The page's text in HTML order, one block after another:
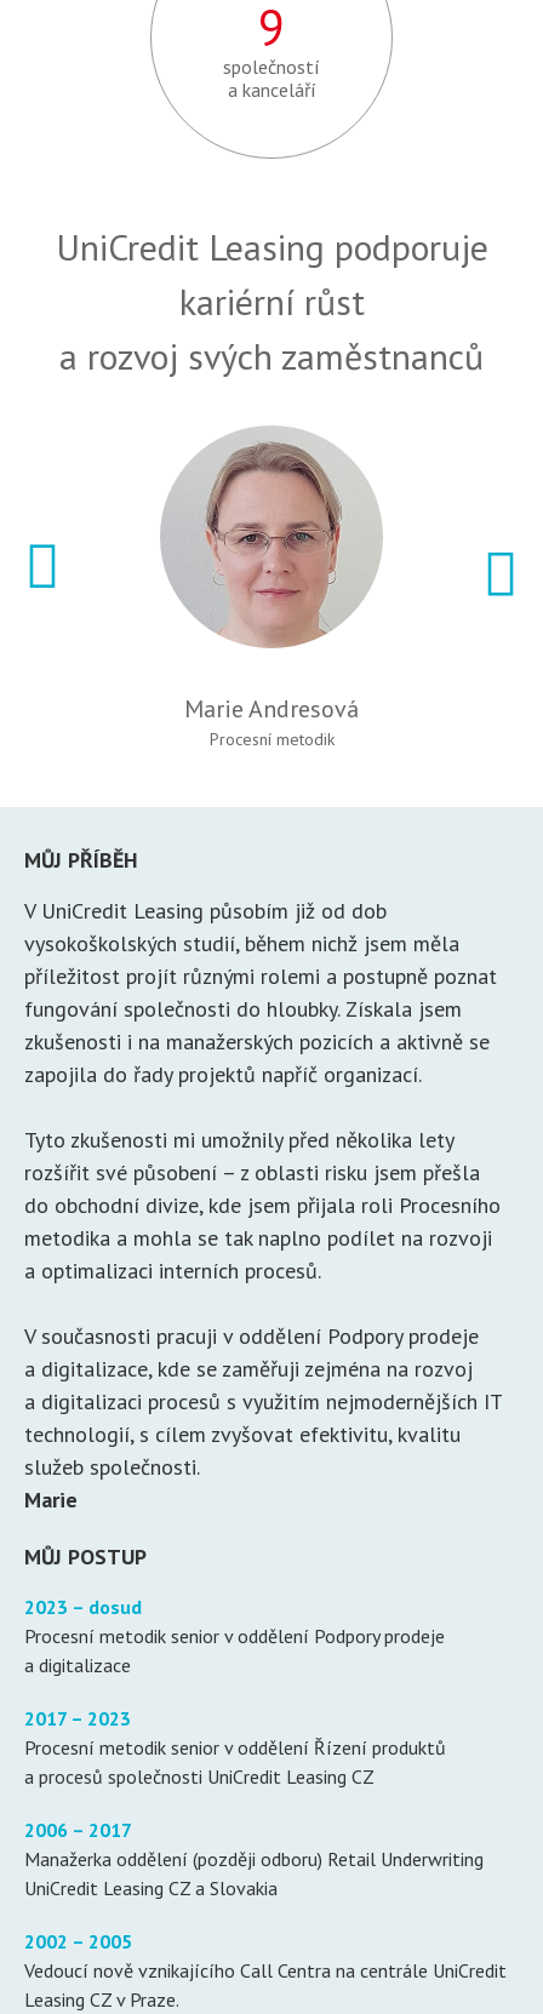
9
společností
a kanceláří
UniCredit Leasing podporuje
kariérní růst
a rozvoj svých zaměstnanců
Marie Andresová
Procesní metodik
MŮJ PŘÍBĚH
V UniCredit Leasing působím již od dob
vysokoškolských studií, během nichž jsem měla
příležitost projít různými rolemi a postupně poznat
fungování společnosti do hloubky. Získala jsem
zkušenosti i na manažerských pozicích a aktivně se
zapojila do řady projektů napříč organizací.
Tyto zkušenosti mi umožnily před několika lety
rozšířit své působení – z oblasti risku jsem přešla
do obchodní divize, kde jsem přijala roli Procesního
metodika a mohla se tak naplno podílet na rozvoji
a optimalizaci interních procesů.
V současnosti pracuji v oddělení Podpory prodeje
a digitalizace, kde se zaměřuji zejména na rozvoj
a digitalizaci procesů s využitím nejmodernějších IT
technologií, s cílem zvyšovat efektivitu, kvalitu
služeb společnosti.
Marie
MŮJ POSTUP
2023 – dosud
Procesní metodik senior v oddělení Podpory prodeje
a digitalizace
2017 – 2023
Procesní metodik senior v oddělení Řízení produktů
a procesů společnosti UniCredit Leasing CZ
2006 – 2017
Manažerka oddělení (později odboru) Retail Underwriting
UniCredit Leasing CZ a Slovakia
2002 – 2005
Vedoucí nově vznikajícího Call Centra na centrále UniCredit
Leasing CZ v Praze.